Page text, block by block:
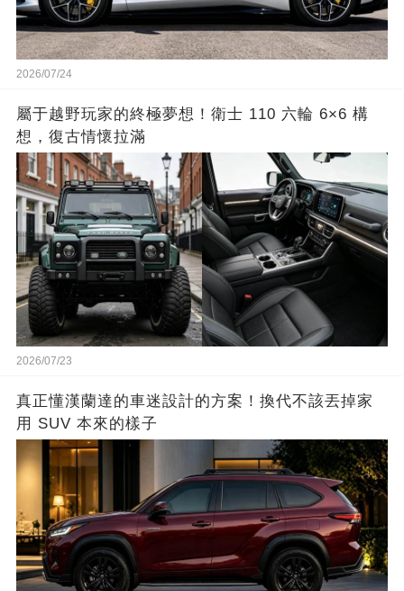
2026/07/24
屬于越野玩家的終極夢想！衛士 110 六輪 6×6 構
想，復古情懷拉滿
2026/07/23
真正懂漢蘭達的車迷設計的方案！換代不該丟掉家
用 SUV 本來的樣子